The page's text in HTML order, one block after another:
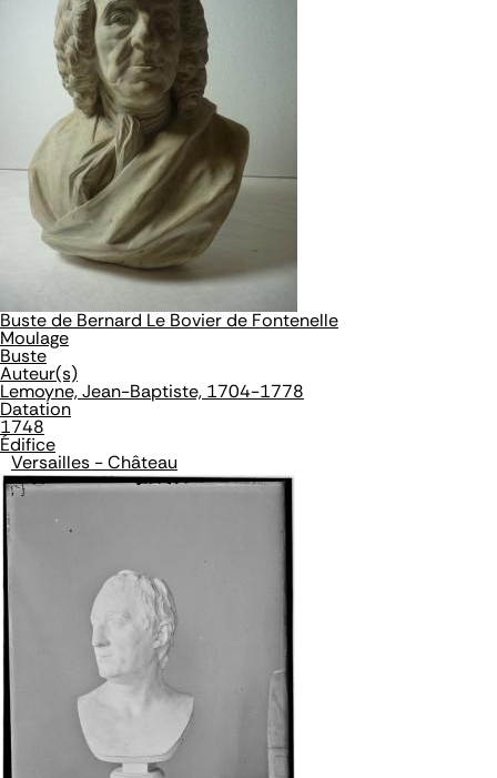
Buste de Bernard Le Bovier de Fontenelle
Moulage
Buste
Auteur(s)
Lemoyne, Jean-Baptiste, 1704-1778
Datation
1748
Édifice
Versailles - Château